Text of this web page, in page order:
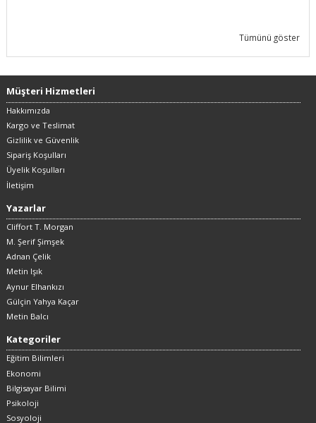
Tümünü göster
Müşteri Hizmetleri
Hakkımızda
Kargo ve Teslimat
Gizlilik ve Güvenlik
Sipariş Koşulları
Üyelik Koşulları
İletişim
Yazarlar
Cliffort T. Morgan
M. Şerif Şimşek
Adnan Çelik
Metin Işık
Aynur Elhankızı
Gülçin Yahya Kaçar
Metin Balcı
Kategoriler
Eğitim Bilimleri
Ekonomi
Bilgisayar Bilimi
Psikoloji
Sosyoloji